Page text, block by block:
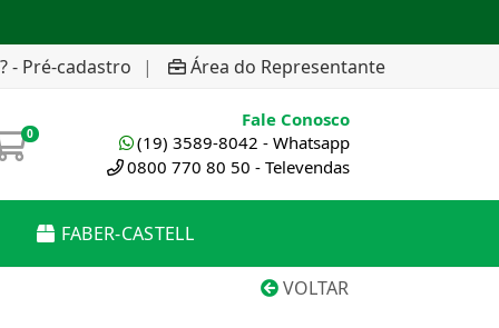
- Pré-cadastro | Área do Representante
0
Fale Conosco
(19) 3589-8042 - Whatsapp
0800 770 80 50 - Televendas
FABER-CASTELL
VOLTAR